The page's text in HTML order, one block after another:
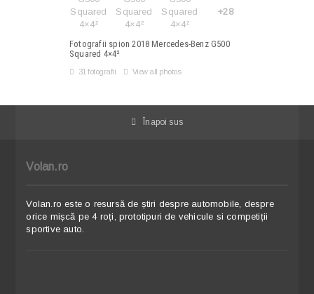
+28
Fotografii spion 2018 Mercedes-Benz G500
Squared 4×4²
31 fotografii View all photos
Înapoi sus
Volan.ro
Volan.ro este o resursă de știri despre automobile, despre
orice mișcă pe 4 roți, prototipuri de vehicule si competiții
sportive auto.